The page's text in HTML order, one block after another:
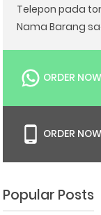
Telepon pada
Nama Barang
ORDER NOW
ORDER NOW
Popular Posts